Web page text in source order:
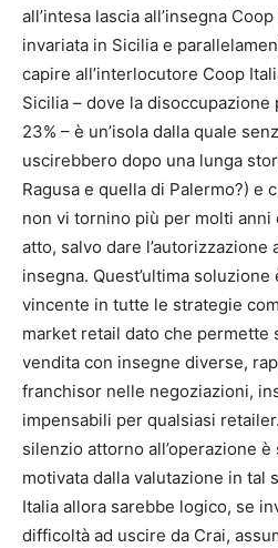
all’intesa lascia all’insegna
invariata in Sicilia e
capire all’interlocutore Coop
Sicilia – dove la
23% – è un’isola dalla quale
uscirebbero dopo una lunga
Ragusa e quella di Palermo?) e
non vi tornino più per molti anni
atto, salvo dare
insegna. Quest’ultima
vincente in tutte le strategie
market retail dato che permette
vendita con insegne diverse,
franchisor nelle negoziazioni,
impensabili per qualsiasi
silenzio attorno all’operazione
motivata dalla valutazione in tal
Italia allora sarebbe logico, se
difficoltà ad uscire da Crai,